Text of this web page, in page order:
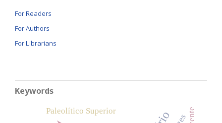
For Readers
For Authors
For Librarians
Keywords
Paleolítico Superior